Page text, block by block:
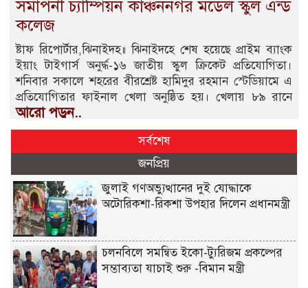
সমাপনী চ্যাম্পিয়ন কাঞ্চননগর মডেল স্কুল এন্ড
কলেজ
ষ্টাফ রিপোর্টার,ঝিনাইদহ॥ ঝিনাইদহে শেষ হয়েছে প্রাইম ব্যাংক
ইয়াং টাইগার্স অনুর্দ্ধ-১৬ জাতীয় স্কুল ক্রিকেট প্রতিযোগিতা।
শনিবার সকালে শহরের বীরশ্রেষ্ট হামিদুর রহমান স্টেডিয়ামে এ
প্রতিযোগিতার ফাইনাল খেলা অনুষ্ঠিত হয়। খেলায় ৮৯ রানে
আরো পড়ুন..
সর্বশেষ
জনপ্রিয়
জুলাই গণঅভ্যুত্থানের দুই যোদ্ধাকে
অটোরিকশা-রিকশা উপহার দিলেন প্রধানমন্ত্রী
চলনবিলে সমন্বিত ইকো-ট্যুরিজম প্রকল্পের
সম্ভাব্যতা যাচাই শুরু -বিমান মন্ত্রী